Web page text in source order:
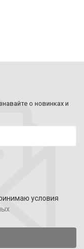
о новинках и
условия